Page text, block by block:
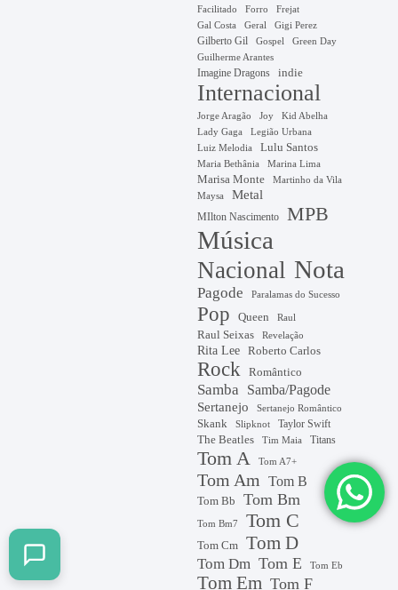
Facilitado
Forro Frejat
Gal Costa Geral Gigi Perez
Gilberto Gil Gospel Green Day
Guilherme Arantes
Imagine Dragons indie
Internacional
Jorge Aragão Joy Kid Abelha
Lady Gaga
Legião Urbana
Luiz Melodia
Lulu Santos
Maria Bethânia Marina Lima
Marisa Monte
Martinho da Vila
Maysa
Metal
MIlton Nascimento MPB
Música
Nacional Nota
Pagode Paralamas do Sucesso
Pop Queen Raul
Raul Seixas Revelação
Rita Lee Roberto Carlos
Rock Romântico
Samba
Samba/Pagode
Sertanejo
Sertanejo Romântico
Skank Slipknot Taylor Swift
The Beatles Tim Maia Titans
Tom A Tom A7+
Tom Am Tom B
Tom Bb Tom Bm
Tom Bm7 Tom C
Tom Cm Tom D
Tom Dm Tom E Tom Eb
Tom Em Tom F